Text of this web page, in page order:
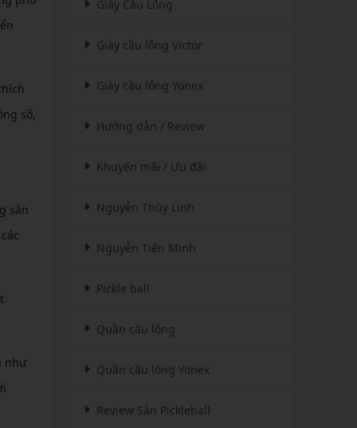
số,
sản
như
Giày Cầu Lông
Giày cầu lông Victor
Giày cầu lông Yonex
Hướng dẫn / Review
Khuyến mãi / Ưu đãi
Nguyễn Thùy Linh
Nguyễn Tiến Minh
Pickle ball
Quần cầu lông
Quần cầu lông Yonex
Review Sân Pickleball